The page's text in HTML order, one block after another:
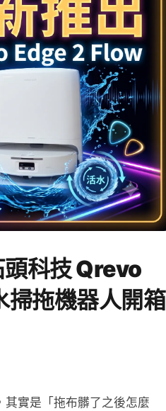
科技 Qrevo
掃拖機器人開箱
實是「拖布髒了之後怎麼